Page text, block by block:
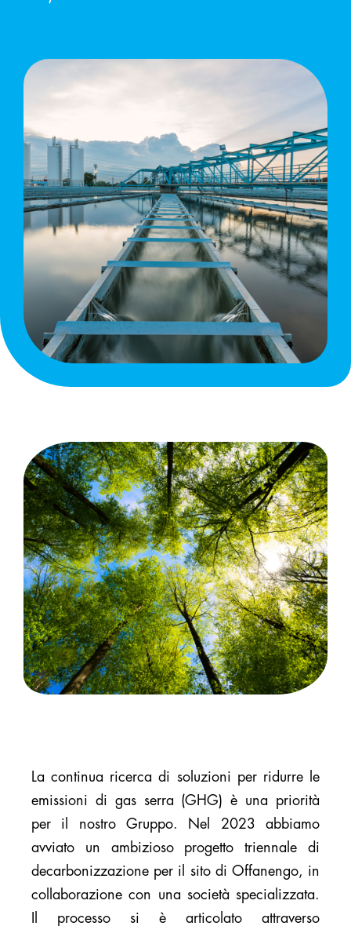
La continua ricerca di soluzioni per ridurre le
emissioni di gas serra (GHG) è una priorità
per il nostro Gruppo. Nel 2023 abbiamo
avviato un ambizioso progetto triennale di
decarbonizzazione per il sito di Offanengo, in
collaborazione con una società specializzata.
Il processo si è articolato attraverso